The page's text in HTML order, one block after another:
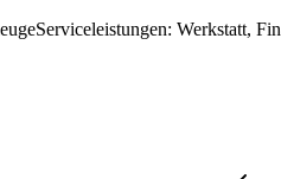
Serviceleistungen: Werkstatt,